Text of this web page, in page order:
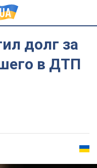
долг за
в ДТП